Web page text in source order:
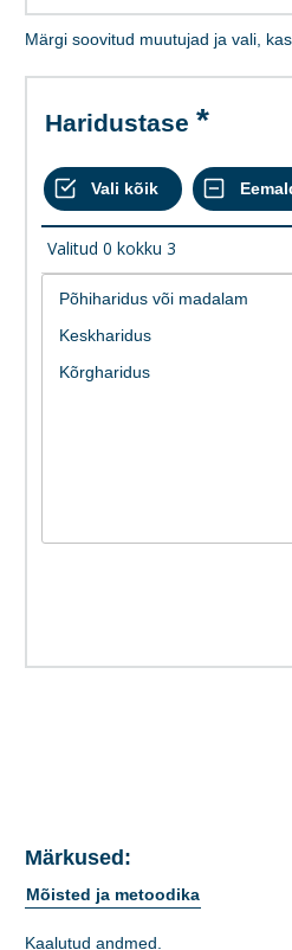
Märgi soovitud muutujad ja vali,
Haridustase
Valitud 0 kokku 3
Märkused:
Mõisted ja metoodika
Kaalutud andmed.